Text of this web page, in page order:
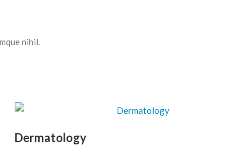
nihil.
Dermatology